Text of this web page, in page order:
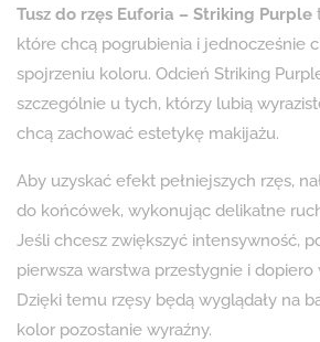
Tusz do rzęs Euforia – Striking Purple
które chcą pogrubienia i jednocześnie
spojrzeniu koloru. Odcień Striking
szczególnie u tych, którzy lubią
chcą zachować estetykę makijażu.
Aby uzyskać efekt pełniejszych rzęs,
do końcówek, wykonując delikatne
Jeśli chcesz zwiększyć intensywność,
pierwsza warstwa przestygnie i dopiero
Dzięki temu rzęsy będą wyglądały na
kolor pozostanie wyraźny.